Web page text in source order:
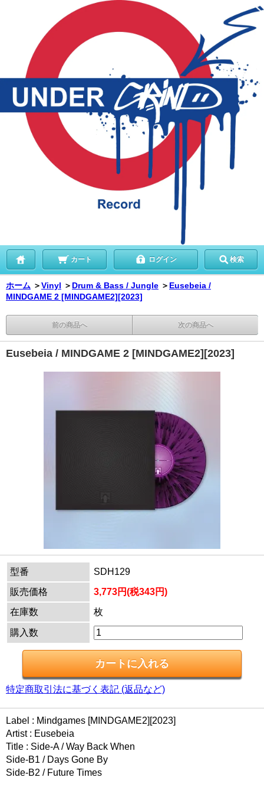
カート ログイン 検索
ホーム ＞Vinyl ＞ Drum & Bass / Jungle ＞ Eusebeia /
MINDGAME 2 [MINDGAME2][2023]
前の商品へ 次の商品へ
Eusebeia / MINDGAME 2 [MINDGAME2][2023]
型番
SDH129
販売価格
3,773円(税343円)
在庫数
枚
購入数
特定商取引法に基づく表記 (返品など)
Label : Mindgames [MINDGAME2][2023]
Artist : Eusebeia
Title : Side-A / Way Back When
Side-B1 / Days Gone By
Side-B2 / Future Times